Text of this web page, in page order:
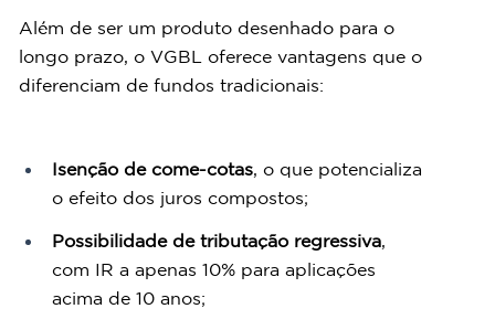
Além de ser um produto desenhado para o
longo prazo, o VGBL oferece vantagens que o
diferenciam de fundos tradicionais:
Isenção de come-cotas, o que potencializa
o efeito dos juros compostos;
Possibilidade de tributação regressiva,
com IR a apenas 10% para aplicações
acima de 10 anos;